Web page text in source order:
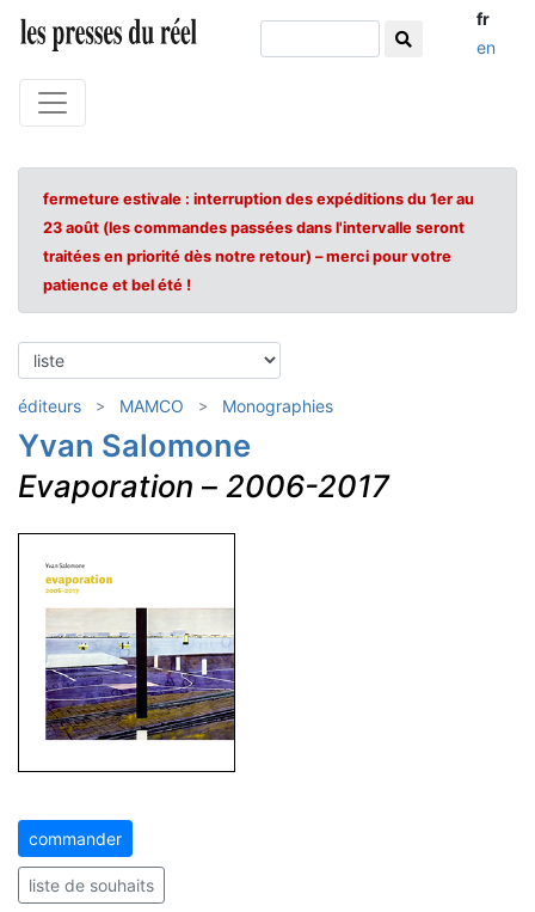
fr
en
fermeture estivale : interruption des expéditions du 1er au
23 août (les commandes passées dans l'intervalle seront
traitées en priorité dès notre retour) – merci pour votre
patience et bel été !
éditeurs MAMCO Monographies
Yvan Salomone
Evaporation – 2006-2017
commander
liste de souhaits